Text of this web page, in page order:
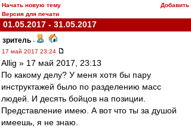
Начать новую тему
Добавить
Версия для печати
01.05.2017 - 31.05.2017
зpитель -
17 май 2017 23:24
Allig » 17 май 2017, 23:13
По какому делу? У меня хотя бы пару
инструктажей было по разделению масс
людей. И десять бойцов на позиции.
Представление имею. А вот что ты за душой
имеешь, я не знаю.